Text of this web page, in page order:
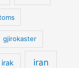
gjirokaster
irak iran